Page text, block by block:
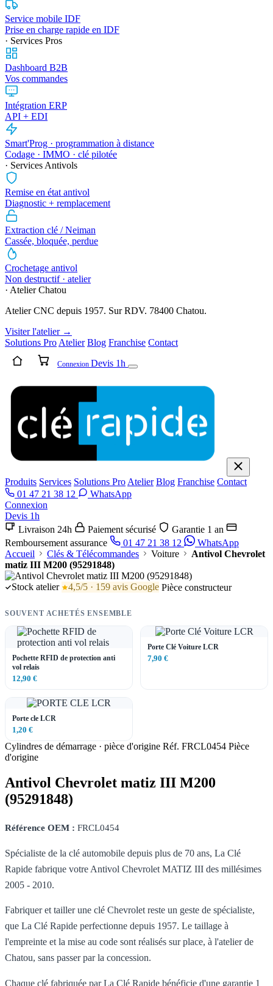
Service mobile IDF
Prise en charge rapide en IDF
· Services Pros
Dashboard B2B
Vos commandes
Intégration ERP
API + EDI
Smart'Prog · programmation à distance
Codage · IMMO · clé pilotée
· Services Antivols
Remise en état antivol
Diagnostic + remplacement
Extraction clé / Neiman
Cassée, bloquée, perdue
Crochetage antivol
Non destructif · atelier
· Atelier Chatou
Atelier CNC depuis 1957. Sur RDV. 78400 Chatou.
Visiter l'atelier →
Solutions Pro Atelier Blog Franchise Contact
Connexion Devis 1h
Produits Services Solutions Pro Atelier Blog Franchise Contact
01 47 21 38 12
WhatsApp
Connexion
Devis 1h
Livraison 24h
Paiement sécurisé
Garantie 1 an
Remboursement assurance
01 47 21 38 12
WhatsApp
Accueil
Clés & Télécommandes Voiture
Antivol Chevrolet
matiz III M200 (95291848)
Stock atelier 4,5/5 · 159 avis Google Pièce constructeur
SOUVENT ACHETÉS ENSEMBLE
Pochette RFID de protection anti
vol relais
12,90 €
Porte Clé Voiture LCR
7,90 €
Porte cle LCR
1,20 €
Cylindres de démarrage · pièce d'origine Réf. FRCL0454 Pièce
d'origine
Antivol Chevrolet matiz III M200
(95291848)
Référence OEM : FRCL0454
Spécialiste de la clé automobile depuis plus de 70 ans, La Clé
Rapide fabrique votre Antivol Chevrolet MATIZ III des millésimes
2005 - 2010.
Fabriquer et tailler une clé Chevrolet reste un geste de spécialiste,
que La Clé Rapide perfectionne depuis 1957. Le taillage à
l'empreinte et la mise au code sont réalisés sur place, à l'atelier de
Chatou, sans passer par la concession.
Chaque clé fabriquée par La Clé Rapide bénéficie d'une garantie 1